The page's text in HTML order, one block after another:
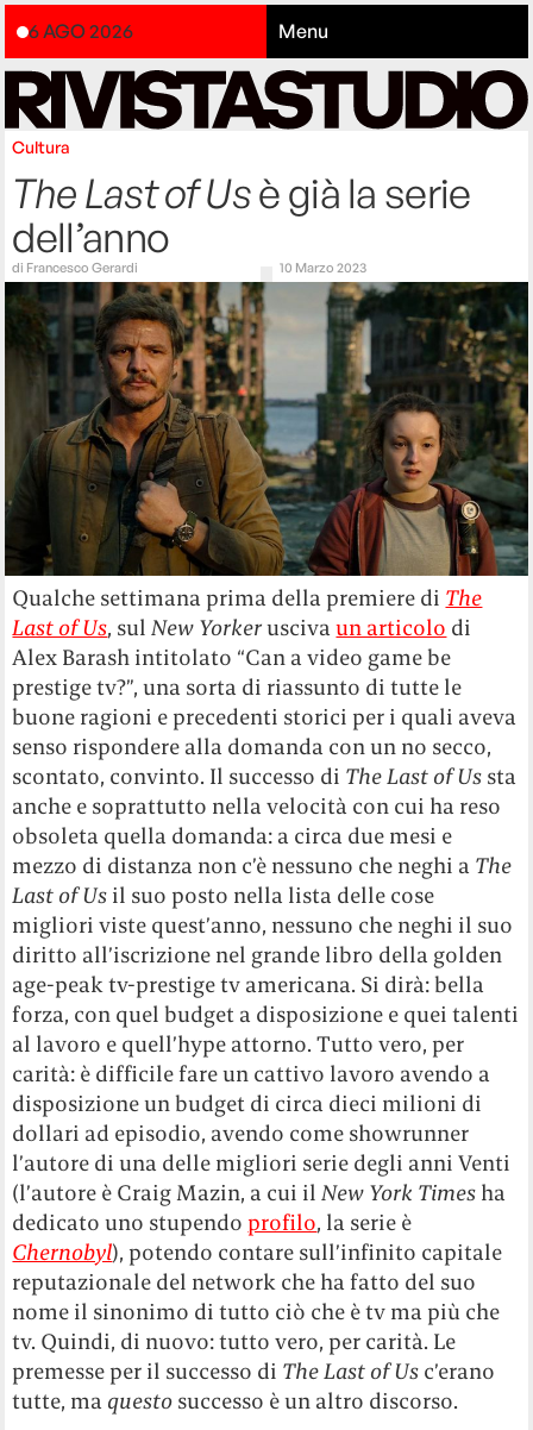
6 AGO 2026 Menu
Cultura
The Last of Usè già la serie
dell’anno
di Francesco Gerardi 10 Marzo 2023
Qualche settimana prima della premiere di The
Last of Us, sulNew Yorkeruscivaun articolo di
Alex Barash intitolato “Can a video game be
prestige tv?”, una sorta di riassunto di tutte le
buone ragioni e precedenti storici per i quali aveva
senso rispondere alla domanda con un no secco,
scontato, convinto. Il successo di The Last of Us sta
anche e soprattutto nella velocità con cui ha reso
obsoleta quella domanda: a circa due mesi e
mezzo di distanza non c’è nessuno che neghi a The
Last of Us il suo posto nella lista delle cose
migliori viste quest’anno, nessuno che neghi il suo
diritto all’iscrizione nel grande libro della golden
age-peak tv-prestige tv americana. Si dirà: bella
forza, con quel budget a disposizione e quei talenti
al lavoro e quell’hype attorno. Tutto vero, per
carità: è difficile fare un cattivo lavoro avendo a
disposizione un budget di circa dieci milioni di
dollari ad episodio, avendo come showrunner
l’autore di una delle migliori serie degli anni Venti
(l’autore è Craig Mazin, a cui ilNew York Times ha
dedicato uno stupendoprofilo, la serie è
Chernobyl), potendo contare sull’infinito capitale
reputazionale del network che ha fatto del suo
nome il sinonimo di tutto ciò che è tv ma più che
tv. Quindi, di nuovo: tutto vero, per carità. Le
premesse per il successo di The Last of Us c’erano
tutte, ma questo successo è un altro discorso.